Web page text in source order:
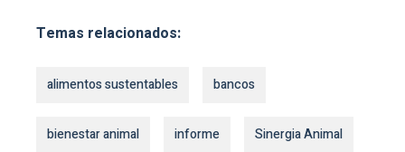
Temas relacionados:
alimentos sustentables bancos
bienestar animal informe Sinergia Animal